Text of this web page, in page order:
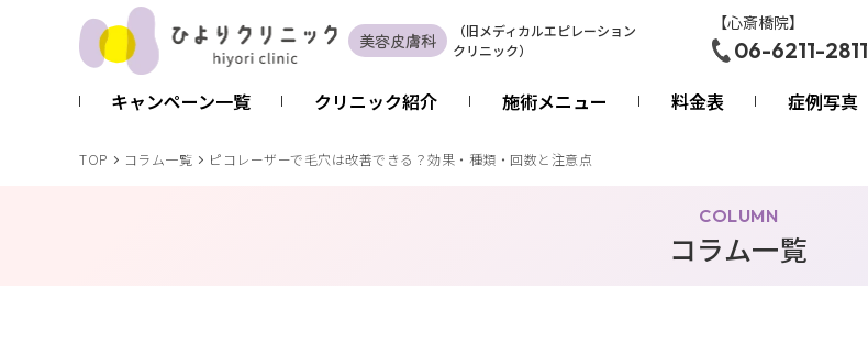
美容皮膚科 （旧メディカルエピレーション
クリニック）
【心斎橋院】
06-6211-2811
キャンペーン一覧 クリニック紹介 施術メニュー 料金表 症例写真
TOP コラム一覧 ピコレーザーで毛穴は改善できる？効果・種類・回数と注意点
COLUMN
コラム一覧